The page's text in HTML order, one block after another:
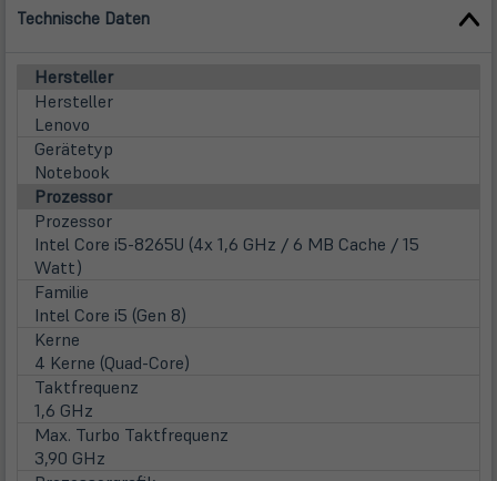
Technische Daten
Hersteller
Hersteller
Lenovo
Gerätetyp
Notebook
Prozessor
Prozessor
Intel Core i5-8265U (4x 1,6 GHz / 6 MB Cache / 15
Watt)
Familie
Intel Core i5 (Gen 8)
Kerne
4 Kerne (Quad-Core)
Taktfrequenz
1,6 GHz
Max. Turbo Taktfrequenz
3,90 GHz